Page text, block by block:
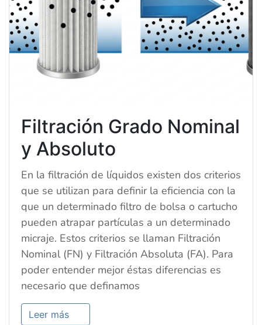
Filtración Grado Nominal
y Absoluto
En la filtración de líquidos existen dos criterios
que se utilizan para definir la eficiencia con la
que un determinado filtro de bolsa o cartucho
pueden atrapar partículas a un determinado
micraje. Estos criterios se llaman Filtración
Nominal (FN) y Filtración Absoluta (FA). Para
poder entender mejor éstas diferencias es
necesario que definamos
Leer más